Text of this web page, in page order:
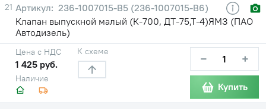
21
236-1007015-В5 (236-1007015-В6)
Клапан выпускной малый (К-700, ДТ-75,Т-4)ЯМЗ (ПАО
Автодизель)
Наличие
Цена с НДС
1 425 руб.
К схеме − +
Купить